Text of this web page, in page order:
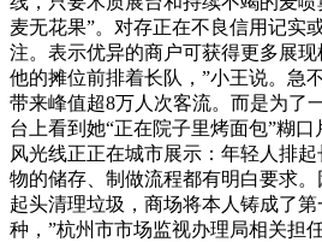
麦无花果”。对存正在不良信用记实
注。表示优异的商户可获得更多展
他的摊位前排着长队，”小王说。急
带来峰值超8万人次客流。而是为了
台上看到她“正在院子里烤面包”糊
风光线正正在城市展示：年轻人排
物的储存、制做流程都有明白要求
起头清理垃圾，商场将本人铸成了
种，”杭州市市场监视办理局相关担